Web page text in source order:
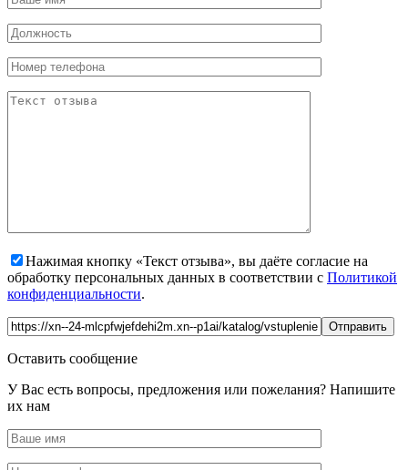
Нажимая кнопку «Текст отзыва», вы даёте согласие на
обработку персональных данных в соответствии с Политикой
конфиденциальности.
Оставить сообщение
У Вас есть вопросы, предложения или пожелания? Напишите
их нам